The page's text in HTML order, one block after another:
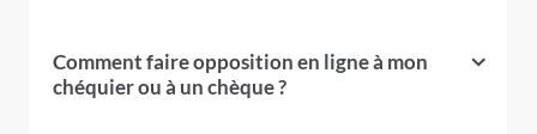
Comment faire opposition en ligne à mon
chéquier ou à un chèque ?